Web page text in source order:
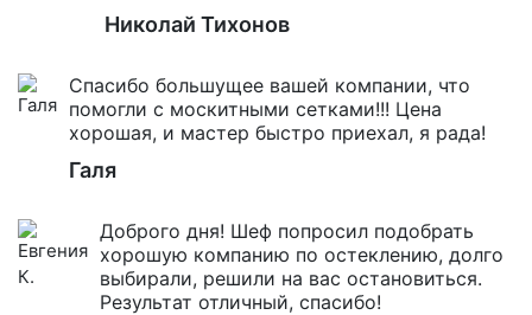
Николай Тихонов
Спасибо большущее вашей компании, что
помогли с москитными сетками!!! Цена
хорошая, и мастер быстро приехал, я рада!
Галя
Доброго дня! Шеф попросил подобрать
хорошую компанию по остеклению, долго
выбирали, решили на вас остановиться.
Результат отличный, спасибо!